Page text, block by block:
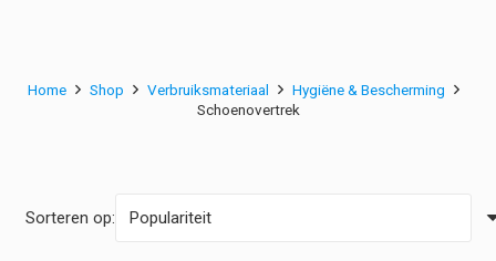
Home Shop Verbruiksmateriaal
Hygiëne & Bescherming
Schoenovertrek
Sorteren op: